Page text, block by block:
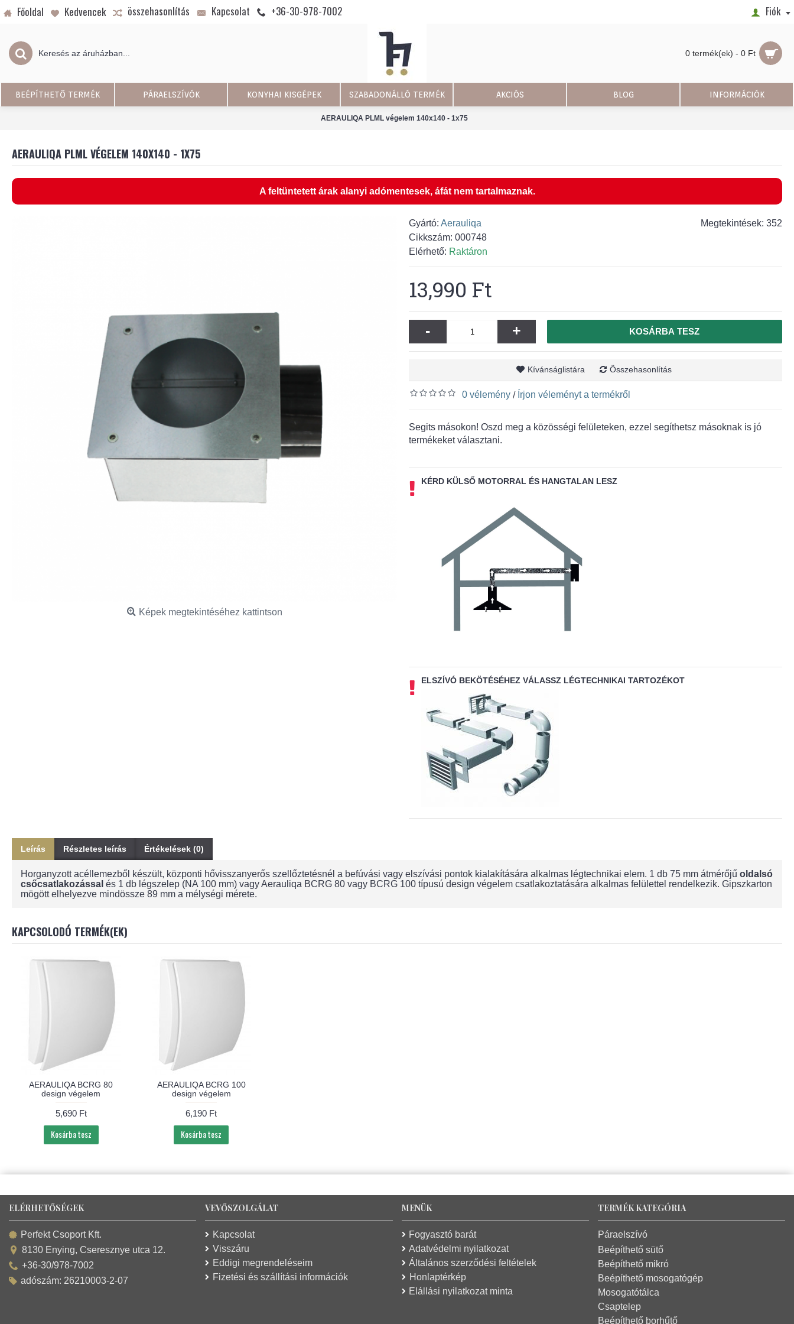
Főoldal Kedvencek összehasonlítás Kapcsolat +36-30-978-7002 Fiók
0 termék(ek) - 0 Ft
BEÉPÍTHETŐ TERMÉK PÁRAELSZÍVÓK KONYHAI KISGÉPEK SZABADONÁLLÓ TERMÉK AKCIÓS BLOG INFORMÁCIÓK
AERAULIQA PLML végelem 140x140 - 1x75
AERAULIQA PLML VÉGELEM 140X140 - 1X75
A feltüntetett árak alanyi adómentesek, áfát nem tartalmaznak.
Képek megtekintéséhez kattintson
Megtekintések: 352
Gyártó: Aerauliqa
Cikkszám: 000748
Elérhető: Raktáron
13,990 Ft
- + KOSÁRBA TESZ
Kívánságlistára Összehasonlítás
0 vélemény / Írjon véleményt a termékről
Segits másokon! Oszd meg a közösségi felületeken, ezzel segíthetsz másoknak is jó
termékeket választani.
KÉRD KÜLSŐ MOTORRAL ÉS HANGTALAN LESZ
ELSZÍVÓ BEKÖTÉSÉHEZ VÁLASSZ LÉGTECHNIKAI TARTOZÉKOT
Leírás Részletes leírás Értékelések (0)
Horganyzott acéllemezből készült, központi hővisszanyerős szellőztetésnél a befúvási vagy elszívási pontok kialakítására alkalmas légtechnikai elem. 1 db 75 mm átmérőjű oldalsó
csőcsatlakozással és 1 db légszelep (NA 100 mm) vagy Aerauliqa BCRG 80 vagy BCRG 100 típusú design végelem csatlakoztatására alkalmas felülettel rendelkezik. Gipszkarton
mögött elhelyezve mindössze 89 mm a mélységi mérete.
KAPCSOLODÓ TERMÉK(EK)
AERAULIQA BCRG 80
design végelem
5,690 Ft
Kosárba tesz
AERAULIQA BCRG 100
design végelem
6,190 Ft
Kosárba tesz
ELÉRHETŐSÉGEK
Perfekt Csoport Kft.
8130 Enying, Cseresznye utca 12.
+36-30/978-7002
adószám: 26210003-2-07
VEVŐSZOLGÁLAT
Kapcsolat
Visszáru
Eddigi megrendeléseim
Fizetési és szállítási információk
MENÜK
Fogyasztó barát
Adatvédelmi nyilatkozat
Általános szerződési feltételek
Honlaptérkép
Elállási nyilatkozat minta
TERMÉK KATEGÓRIA
Páraelszívó
Beépíthető sütő
Beépíthető mikró
Beépíthető mosogatógép
Mosogatótálca
Csaptelep
Beépíthető borhűtő